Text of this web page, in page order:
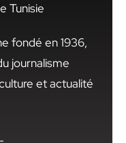
Tunisie
fondé en 1936,
journalisme
et actualité